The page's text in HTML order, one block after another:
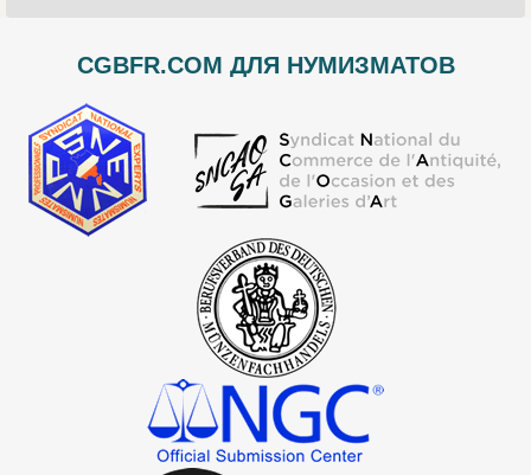
CGBFR.COM ДЛЯ НУМИЗМАТОВ